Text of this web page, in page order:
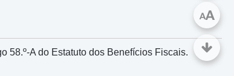
58.º-A do Estatuto dos Benefícios Fiscais.
AA